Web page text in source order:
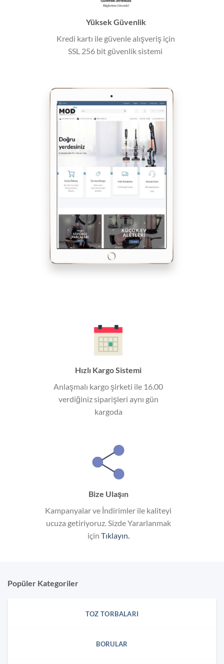
Yüksek Güvenlik
Kredi kartı ile güvenle alışveriş için
SSL 256 bit güvenlik sistemi
Hızlı Kargo Sistemi
Anlaşmalı kargo şirketi ile 16.00
verdiğiniz siparişleri aynı gün
kargoda
Bize Ulaşın
Kampanyalar ve İndirimler ile kaliteyi
ucuza getiriyoruz. Sizde Yararlanmak
için Tıklayın.
Popüler Kategoriler
TOZ TORBALARI
BORULAR